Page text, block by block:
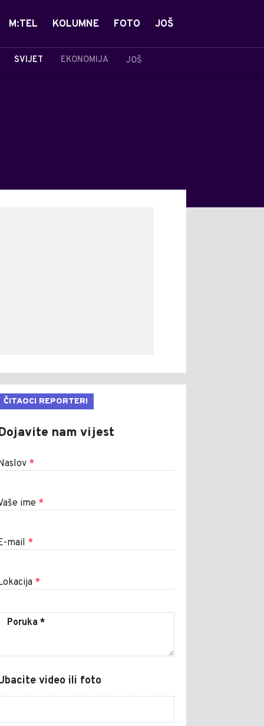
SVIJET EKONOMIJA JOŠ
M:TEL KOLUMNE FOTO JOŠ
ČITAOCI REPORTERI
nam vijest
*
ime *
mail *
*
video ili foto